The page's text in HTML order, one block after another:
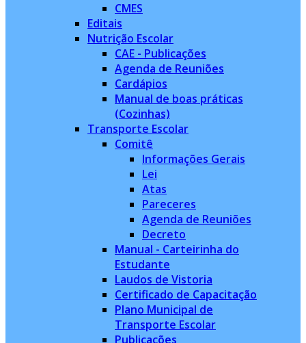
CMES
Editais
Nutrição Escolar
CAE - Publicações
Agenda de Reuniões
Cardápios
Manual de boas práticas
(Cozinhas)
Transporte Escolar
Comitê
Informações Gerais
Lei
Atas
Pareceres
Agenda de Reuniões
Decreto
Manual - Carteirinha do
Estudante
Laudos de Vistoria
Certificado de Capacitação
Plano Municipal de
Transporte Escolar
Publicações